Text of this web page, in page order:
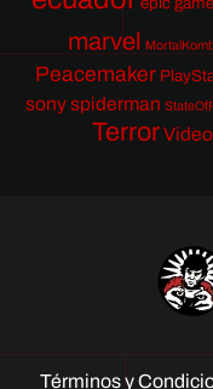
marvel
Peacemaker
sony spiderman
Terror
Términos y